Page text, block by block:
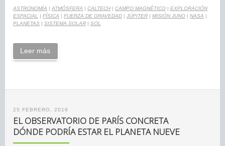
ASTRONOMÍA | ATMÓSFERA | CALTECH | CAMPO MAGNÉTICO | EXPLORACIÓN
ESPACIAL
| FÍSICA | FUERZA DE GRAVEDAD | JÚPITER | MISIÓN JUNO | NASA |
PLANETAS | SISTEMA SOLAR | SOL
Leer más
25 FEBRERO, 2016
EL OBSERVATORIO DE PARÍS CONCRETA
DÓNDE PODRÍA ESTAR EL PLANETA NUEVE